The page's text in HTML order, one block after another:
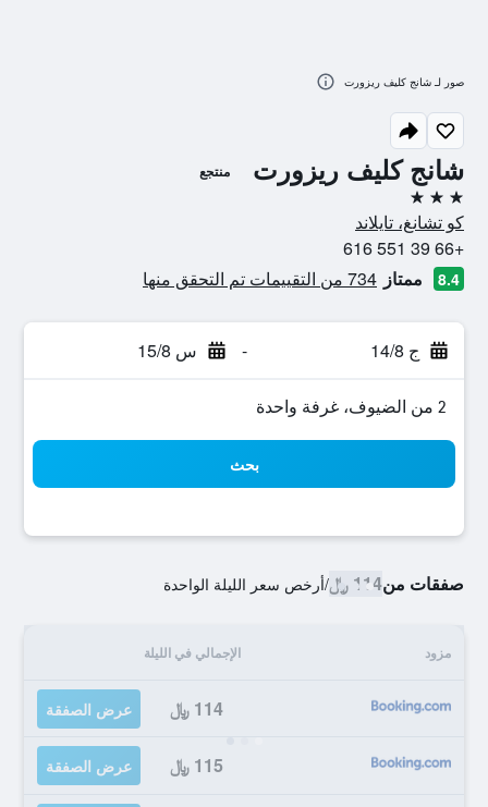
شانج كليف ريزورت منتجع
3 نجوم
كو تشانغ، تايلاند
+66 39 551 616
8.4 ممتاز 734 من التقييمات تم التحقق منها
ج 14/8 - س 15/8
2 من الضيوف، غرفة واحدة
بحث
صفقات من114 ﷼ /أرخص سعر الليلة الواحدة
مزود الإجمالي في الليلة
114 ﷼ عرض الصفقة
115 ﷼ عرض الصفقة
صور لـ شانج كليف ريزورت